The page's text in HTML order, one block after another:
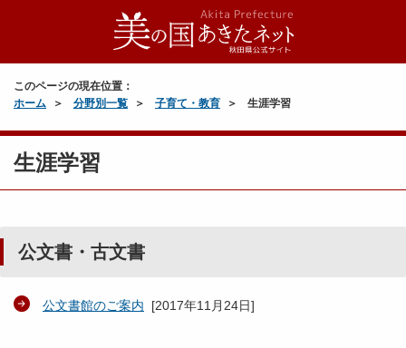
このページの現在位置：
ホーム
分野別一覧 子育て・教育 生涯学習
生涯学習
公文書・古文書
公文書館のご案内 [2017年11月24日]